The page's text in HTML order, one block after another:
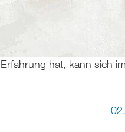
hat, kann sich